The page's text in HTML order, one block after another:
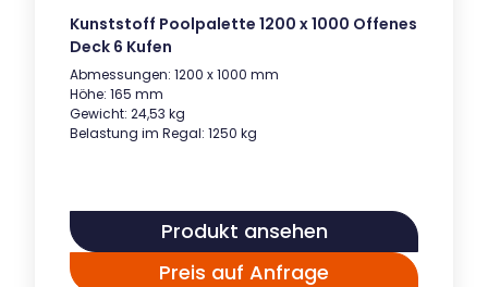
Kunststoff Poolpalette 1200 x 1000 Offenes
Deck 6 Kufen
Abmessungen: 1200 x 1000 mm
Höhe: 165 mm
Gewicht: 24,53 kg
Belastung im Regal: 1250 kg
Produkt ansehen
Preis auf Anfrage